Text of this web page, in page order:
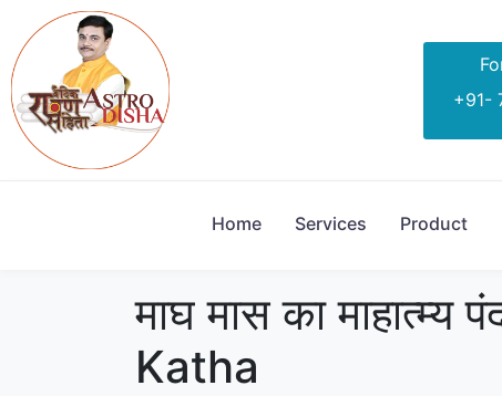
+91-
Home Services Product
माघ मास का
Katha